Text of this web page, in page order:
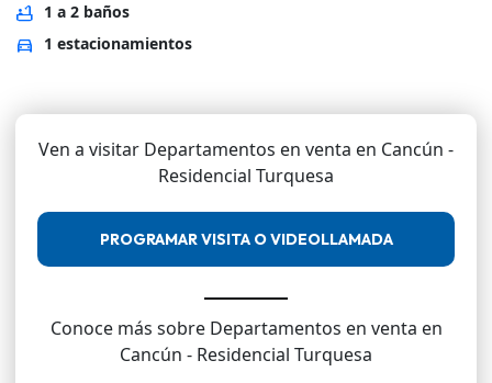
bathtub 1 a 2 baños
directions_car 1 estacionamientos
Ven a visitar Departamentos en venta en Cancún -
Residencial Turquesa
PROGRAMAR VISITA O VIDEOLLAMADA
Conoce más sobre Departamentos en venta en
Cancún - Residencial Turquesa